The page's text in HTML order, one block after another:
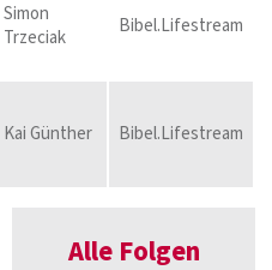
Simon
Trzeciak
Bibel.Lifestream
Kai Günther Bibel.Lifestream
Alle Folgen